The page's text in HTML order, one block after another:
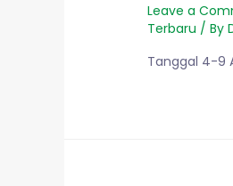
Leave a
Terbaru / By
Tanggal 4-9